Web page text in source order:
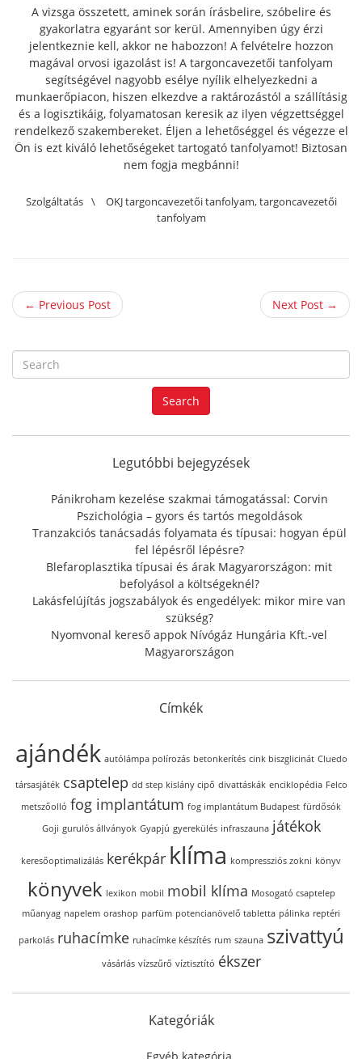
A vizsga összetett, aminek során írásbelire, szóbelire és
gyakorlatra egyaránt sor kerül. Amennyiben úgy érzi
jelentkeznie kell, akkor ne habozzon! A felvételre hozzon
magával orvosi igazolást is! A targoncavezetői tanfolyam
segítségével nagyobb esélye nyílik elhelyezkedni a
munkaerőpiacon, hiszen elkezdve a raktározástól a szállításig
és a logisztikáig, folyamatosan keresik az ilyen végzettséggel
rendelkező szakembereket. Éljen a lehetőséggel és végezze el
Ön is ezt kiváló lehetőségeket tartogató tanfolyamot! Biztosan
nem fogja megbánni!
Szolgáltatás \ OKJ targoncavezetői tanfolyam,targoncavezetői
tanfolyam
← Previous Post Next Post →
e
a
r
f
r
:
Search
Legutóbbi bejegyzések
Pánikroham kezelése szakmai támogatással: Corvin
Pszichológia – gyors és tartós megoldások
Tranzakciós tanácsadás folyamata és típusai: hogyan épül
fel lépésről lépésre?
Blefaroplasztika típusai és árak Magyarországon: mit
befolyásol a költségeknél?
Lakásfelújítás jogszabályok és engedélyek: mikor mire van
szükség?
Nyomvonal kereső appok Nívógáz Hungária Kft.-vel
Magyarországon
Címkék
ajándék autólámpa polírozás betonkerítés cink biszglicinát Cluedo
társasjáték csaptelep dd step kislány cipő divattáskák enciklopédia Felco
metszőolló fog implantátum fog implantátum Budapest fürdősók
Goji gurulós állványok Gyapjú gyerekülés infraszauna játékok
keresőoptimalizálás kerékpár klíma kompressziós zokni könyv
könyvek lexikon mobil mobil klíma Mosogató csaptelep
műanyag napelem orashop parfüm potencianövelő tabletta pálinka reptéri
parkolás ruhacímke ruhacímke készítés rum szauna szivattyú
vásárlás vízszűrő víztisztító ékszer
Kategóriák